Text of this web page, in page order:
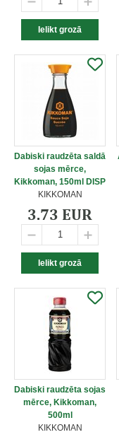
Dabiski raudzēta saldā
sojas mērce,
Kikkoman, 150ml DISP
KIKKOMAN
3.73 EUR
Dabiski raudzēta sojas
mērce, Kikkoman,
500ml
KIKKOMAN